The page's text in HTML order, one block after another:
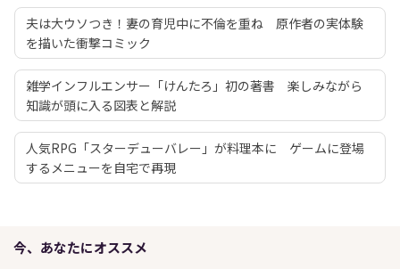
夫は大ウソつき！妻の育児中に不倫を重ね 原作者の実体験
を描いた衝撃コミック
雑学インフルエンサー「けんたろ」初の著書 楽しみながら
知識が頭に入る図表と解説
人気RPG「スターデューバレー」が料理本に ゲームに登場
するメニューを自宅で再現
今、あなたにオススメ